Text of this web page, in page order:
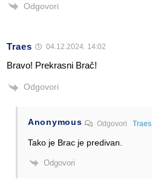
Odgovori
Traes 04.12.2024. 14:02
Bravo! Prekrasni Brač!
Odgovori
Anonymous OdgovoriTraes
Tako je Brac je predivan.
Odgovori